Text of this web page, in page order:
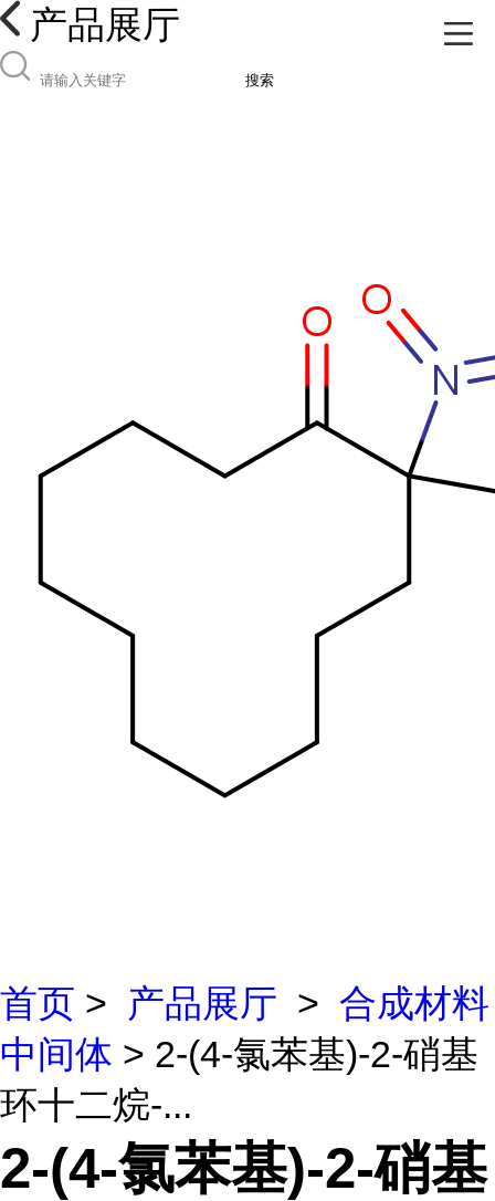
产品展厅
搜索
首页 > 产品展厅 > 合成材料
中间体 > 2-(4-氯苯基)-2-硝基
环十二烷-...
2-(4-氯苯基)-2-硝基